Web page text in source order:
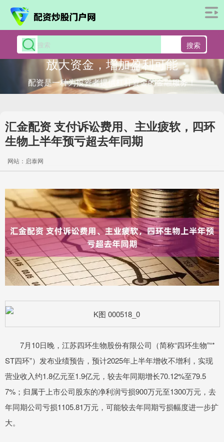
搜索
放大资金，增加盈利可能
配资是一种为投资者提供杠杆资金的金融服务！
汇金配资 支付诉讼费用、主业疲软，四环
生物上半年预亏超去年同期
网站：启泰网
7月10日晚，江苏四环生物股份有限公司（简称“四环生物”“*
ST四环”）发布业绩预告，预计2025年上半年增收不增利，实现
营业收入约1.8亿元至1.9亿元，较去年同期增长70.12%至79.5
7%；归属于上市公司股东的净利润亏损900万元至1300万元，去
年同期公司亏损1105.81万元，可能较去年同期亏损幅度进一步扩
大。